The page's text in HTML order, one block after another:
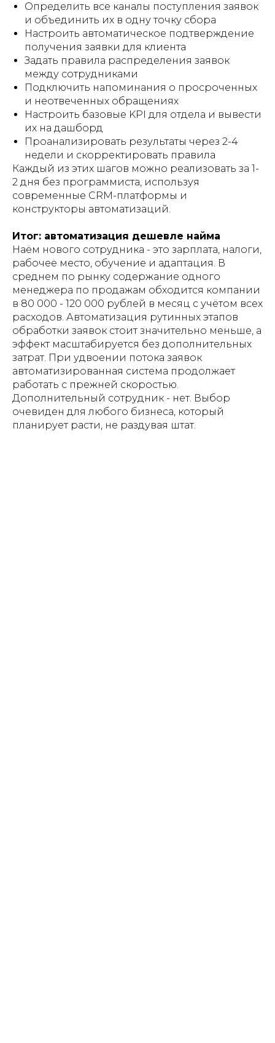
Определить все каналы поступления заявок
и объединить их в одну точку сбора
Настроить автоматическое подтверждение
получения заявки для клиента
Задать правила распределения заявок
между сотрудниками
Подключить напоминания о просроченных
и неотвеченных обращениях
Настроить базовые KPI для отдела и вывести
их на дашборд
Проанализировать результаты через 2-4
недели и скорректировать правила
Каждый из этих шагов можно реализовать за 1-
2 дня без программиста, используя
современные CRM-платформы и
конструкторы автоматизаций.
Итог: автоматизация дешевле найма
Наём нового сотрудника - это зарплата, налоги,
рабочее место, обучение и адаптация. В
среднем по рынку содержание одного
менеджера по продажам обходится компании
в 80 000 - 120 000 рублей в месяц с учётом всех
расходов. Автоматизация рутинных этапов
обработки заявок стоит значительно меньше, а
эффект масштабируется без дополнительных
затрат. При удвоении потока заявок
автоматизированная система продолжает
работать с прежней скоростью.
Дополнительный сотрудник - нет. Выбор
очевиден для любого бизнеса, который
планирует расти, не раздувая штат.